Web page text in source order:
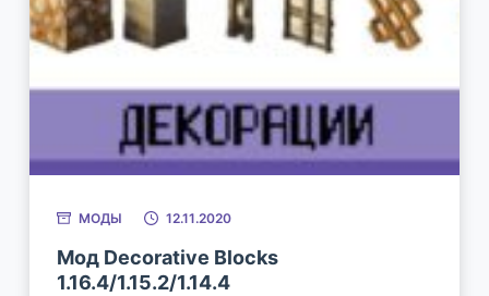
МОДЫ 12.11.2020
Мод Decorative Blocks
1.16.4/1.15.2/1.14.4